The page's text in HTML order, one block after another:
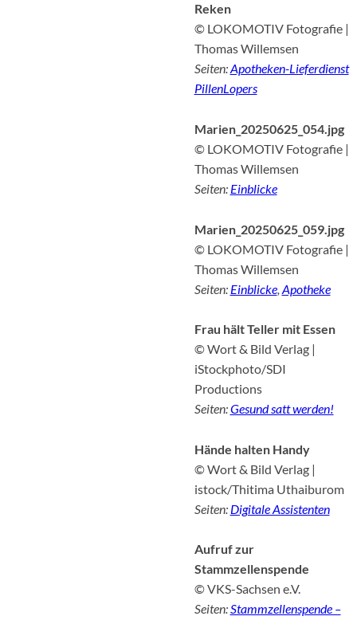
Reken
© LOKOMOTIV Fotografie |
Thomas Willemsen
Seiten:Apotheken-Lieferdienst
PillenLopers
Marien_20250625_054.jpg
© LOKOMOTIV Fotografie |
Thomas Willemsen
Seiten: Einblicke
Marien_20250625_059.jpg
© LOKOMOTIV Fotografie |
Thomas Willemsen
Seiten: Einblicke, Apotheke
Frau hält Teller mit Essen
© Wort & Bild Verlag |
iStockphoto/SDI
Productions
Seiten:Gesund satt werden!
Hände halten Handy
© Wort & Bild Verlag |
istock/Thitima Uthaiburom
Seiten: Digitale Assistenten
Aufruf zur
Stammzellenspende
© VKS-Sachsen e.V.
Seiten:Stammzellenspende –